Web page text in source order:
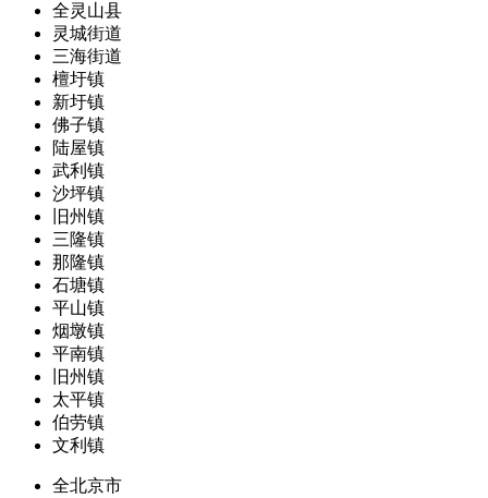
全灵山县
灵城街道
三海街道
檀圩镇
新圩镇
佛子镇
陆屋镇
武利镇
沙坪镇
旧州镇
三隆镇
那隆镇
石塘镇
平山镇
烟墩镇
平南镇
旧州镇
太平镇
伯劳镇
文利镇
全北京市